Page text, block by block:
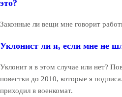
это?
Законные ли вещи мне говорит
Уклонист ли я, если мне не
Уклонит я в этом случае или нет?
повестки до 2010, которые я
приходил в военкомат.